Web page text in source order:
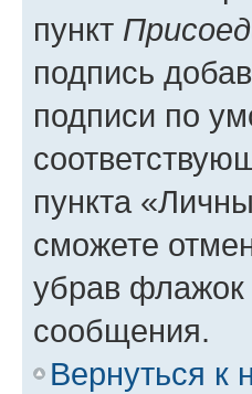
пункт
подпись
подписи по
пункта
сможете
убрав флажок
сообщения.
Вернуться к